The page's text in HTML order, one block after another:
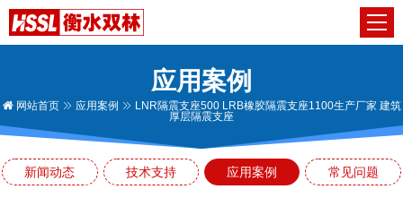
应用案例
网站首页 应用案例
LNR隔震支座500 LRB橡胶隔震支座1100生产厂家 建筑
厚层隔震支座
新闻动态 技术支持 应用案例 常见问题